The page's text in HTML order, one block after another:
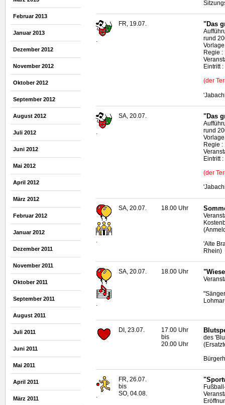
Februar 2013
Januar 2013
Dezember 2012
November 2012
Oktober 2012
September 2012
August 2012
Juli 2012
Juni 2012
Mai 2012
April 2012
März 2012
Februar 2012
Januar 2012
Dezember 2011
November 2011
Oktober 2011
September 2011
August 2011
Juli 2011
Juni 2011
Mai 2011
April 2011
März 2011
.
FR, 19.07. "Das
rund
Regie
Eintritt
(der
.
SA, 20.07. "Das
rund
Regie
Eintritt
(der
SA, 20.07. 18.00 Uhr
'Alte
Rhein)
.
SA, 20.07. 18.00 Uhr
DI, 23.07.
17.00 Uhr
bis
20.00 Uhr
des
.
FR, 26.07.
bis
SO, 04.08.